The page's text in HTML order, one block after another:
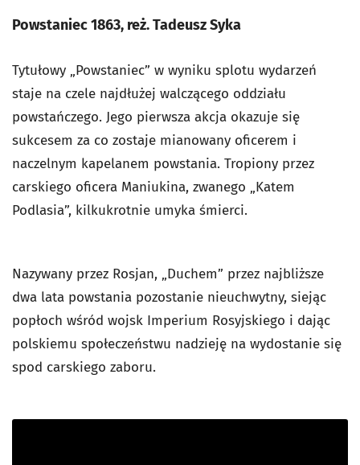
Powstaniec 1863, reż. Tadeusz Syka
Tytułowy „Powstaniec” w wyniku splotu wydarzeń
staje na czele najdłużej walczącego oddziału
powstańczego. Jego pierwsza akcja okazuje się
sukcesem za co zostaje mianowany oficerem i
naczelnym kapelanem powstania. Tropiony przez
carskiego oficera Maniukina, zwanego „Katem
Podlasia”, kilkukrotnie umyka śmierci.
Nazywany przez Rosjan, „Duchem” przez najbliższe
dwa lata powstania pozostanie nieuchwytny, siejąc
popłoch wśród wojsk Imperium Rosyjskiego i dając
polskiemu społeczeństwu nadzieję na wydostanie się
spod carskiego zaboru.